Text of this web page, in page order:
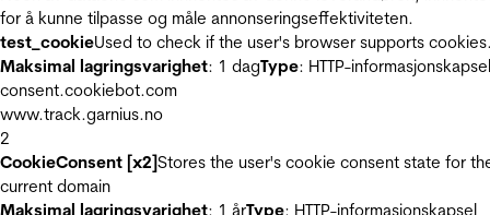
for å kunne tilpasse og måle annonseringseffektiviteten.
test_cookieUsed to check if the user's browser supports
Maksimal lagringsvarighet: 1 dagType: HTTP-informasjonskapsel
consent.cookiebot.com
www.track.garnius.no
2
CookieConsent [x2]Stores the user's cookie consent state for
current domain
Maksimal lagringsvarighet: 1 årType: HTTP-informasjonskapsel